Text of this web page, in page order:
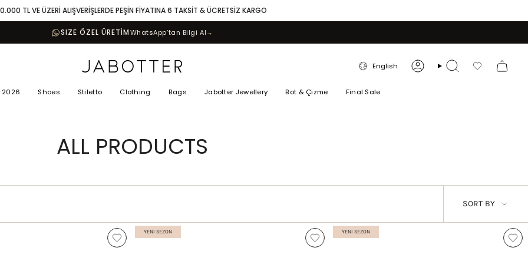
TL VE ÜZERİ ALIŞVERİŞLERDE PEŞİN FİYATINA 6 TAKSİT & ÜCRETSİZ KARGO
SIZE ÖZEL ÜRETİMWhatsApp’tan Bilgi Al→
LANGUAGE
English AccountSearch Favorilerim
2026 Shoes Stiletto Clothing Bags Jabotter Jewellery Bot & Çizme Final Sale
ALL PRODUCTS
SORT
BY
SORT BY
YENI SEZON YENI SEZON